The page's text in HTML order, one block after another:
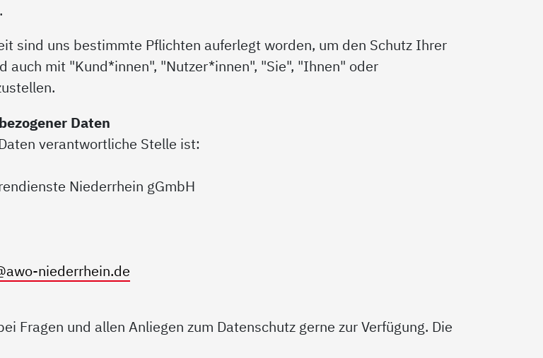
sind uns bestimmte Pflichten auferlegt worden, um den Schutz Ihrer
auch mit "Kund*innen", "Nutzer*innen", "Sie", "Ihnen" oder
Daten
verantwortliche Stelle ist:
Niederrhein gGmbH
niederrhein.de
Fragen und allen Anliegen zum Datenschutz gerne zur Verfügung. Die